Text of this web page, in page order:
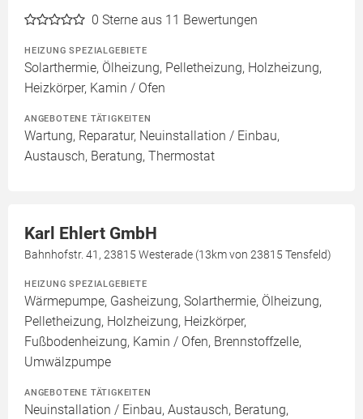
0 Sterne aus 11 Bewertungen
HEIZUNG SPEZIALGEBIETE
Solarthermie, Ölheizung, Pelletheizung, Holzheizung,
Heizkörper, Kamin / Ofen
ANGEBOTENE TÄTIGKEITEN
Wartung, Reparatur, Neuinstallation / Einbau,
Austausch, Beratung, Thermostat
Karl Ehlert GmbH
Bahnhofstr. 41, 23815 Westerade (13km von 23815 Tensfeld)
HEIZUNG SPEZIALGEBIETE
Wärmepumpe, Gasheizung, Solarthermie, Ölheizung,
Pelletheizung, Holzheizung, Heizkörper,
Fußbodenheizung, Kamin / Ofen, Brennstoffzelle,
Umwälzpumpe
ANGEBOTENE TÄTIGKEITEN
Neuinstallation / Einbau, Austausch, Beratung,